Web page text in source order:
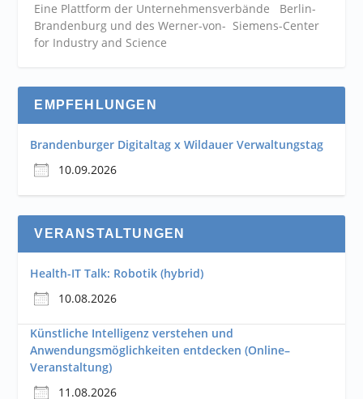
Eine Plattform der Unternehmensverbände Berlin-
Brandenburg und des Werner-von- Siemens-Center
for Industry and Science
EMPFEHLUNGEN
Brandenburger Digitaltag x Wildauer Verwaltungstag
10.09.2026
VERANSTALTUNGEN
Health-IT Talk: Robotik (hybrid)
10.08.2026
Künstliche Intelligenz verstehen und
Anwendungsmöglichkeiten entdecken (Online–
Veranstaltung)
11.08.2026